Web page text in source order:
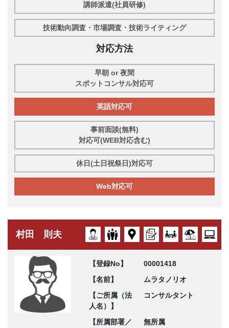
講師派遣(社員研修)
技術動向調査・市場調査・技術ライティング
対応方法
早朝 or 夜間
スポットコンサル対応可
英語対応可
事前面談(無料)
対応可(WEB対応含む)
休日(土日祝祭日)対応可
Web対応可
村田 則夫
【登録No】
00001418
【名前】
ムラタノリオ
【ご所属（法
人名）】
コンサルタント
【所属部署／
無所属